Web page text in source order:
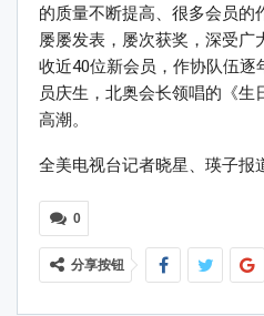
的质量不断提高、很多会员的
屡屡发表，屡次获奖，深受广
收近40位新会员，作协队伍逐
员庆生，北奥会长领唱的《生
高潮。
全美电视台记者晓星、瑛子报
0
分享按钮